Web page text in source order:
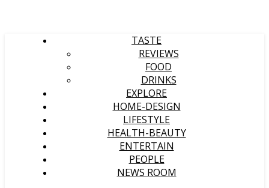
TASTE
REVIEWS
FOOD
DRINKS
EXPLORE
HOME-DESIGN
LIFESTYLE
HEALTH-BEAUTY
ENTERTAIN
PEOPLE
NEWS ROOM